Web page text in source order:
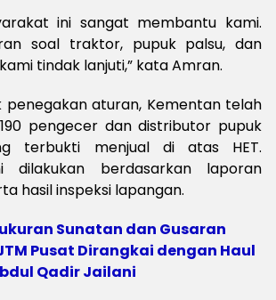
ini sangat membantu kami.
soal traktor, pupuk palsu, dan
tindak lanjuti,” kata Amran.
penegakan aturan, Kementan telah
pengecer dan distributor pupuk
terbukti menjual di atas HET.
dilakukan berdasarkan laporan
hasil inspeksi lapangan.
Sunatan dan Gusaran
Pusat Dirangkai dengan Haul
Qadir Jailani